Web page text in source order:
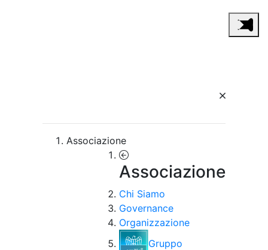
Associazione
Associazione
Chi Siamo
Governance
Organizzazione
Gruppo